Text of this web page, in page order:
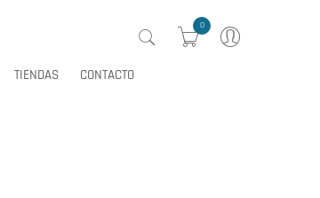
0
TIENDAS CONTACTO